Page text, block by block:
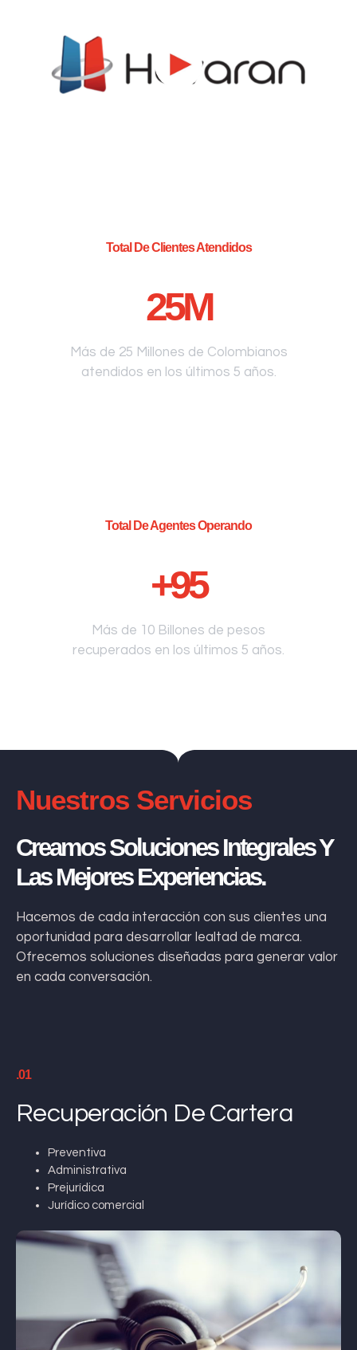
Total De Clientes Atendidos
25M
Más de 25 Millones de Colombianos
atendidos en los últimos 5 años.
Total De Agentes Operando
+95
Más de 10 Billones de pesos
recuperados en los últimos 5 años.
Nuestros Servicios
Creamos Soluciones Integrales Y
Las Mejores Experiencias.
Hacemos de cada interacción con sus clientes una
oportunidad para desarrollar lealtad de marca.
Ofrecemos soluciones diseñadas para generar valor
en cada conversación.
.01
Recuperación De Cartera
Preventiva
Administrativa
Prejurídica
Jurídico comercial